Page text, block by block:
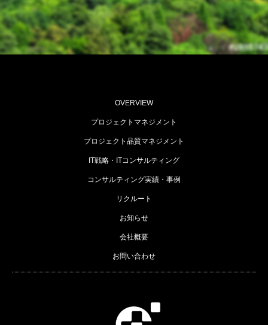
OVERVIEW
プロジェクトマネジメント
プロジェクト品質マネジメント
IT戦略・ITコンサルティング
コンサルティング実績・事例
リクルート
お知らせ
会社概要
お問い合わせ